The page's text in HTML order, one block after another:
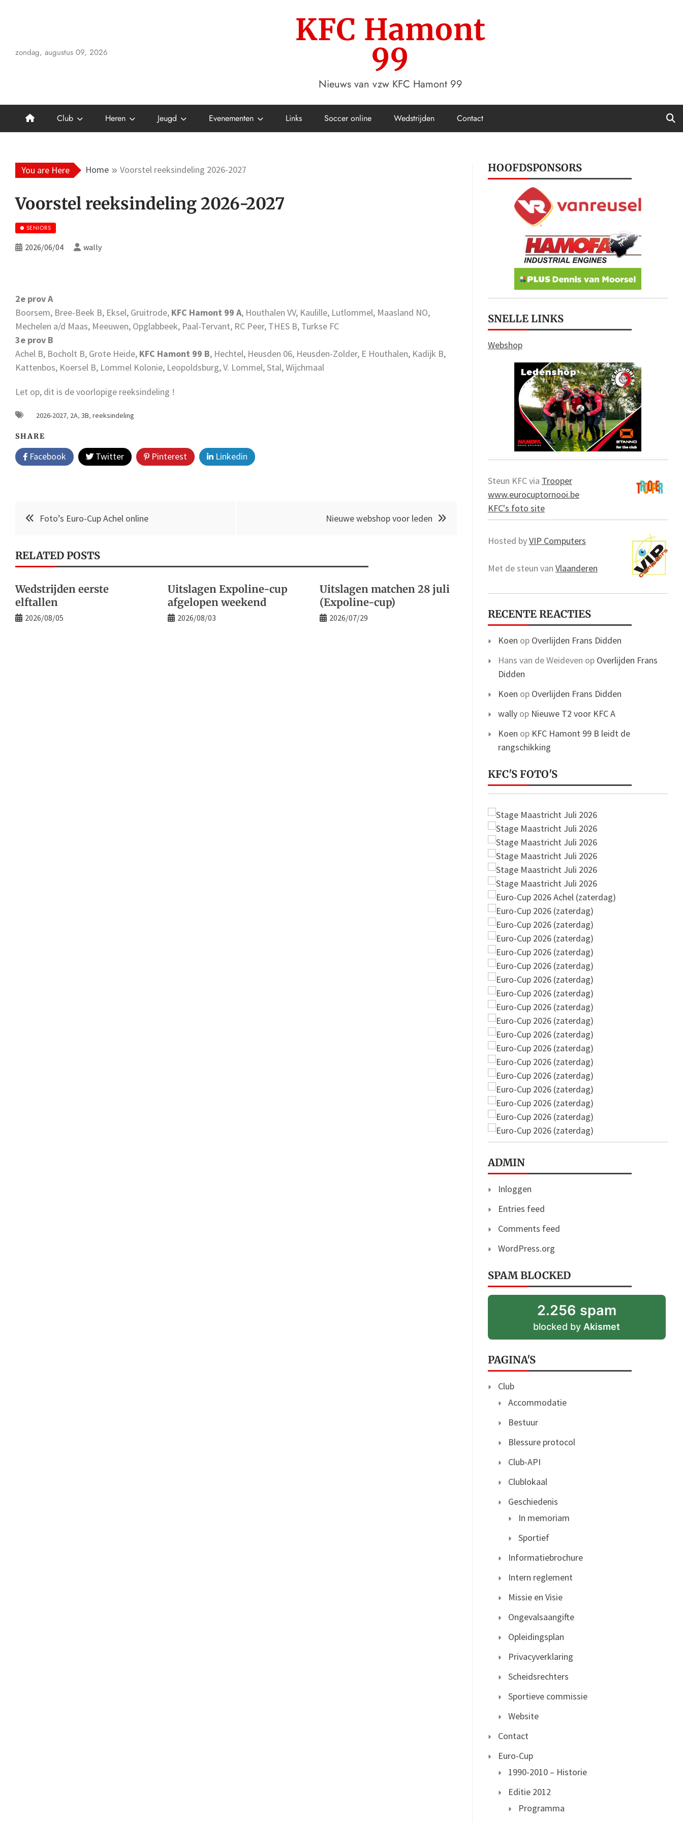
zondag, augustus 09, 2026
KFC Hamont
99
Nieuws van vzw KFC Hamont 99
Club Heren Jeugd Evenementen Links Soccer online Wedstrijden Contact
You are Here Home Voorstel reeksindeling 2026-2027
Voorstel reeksindeling 2026-2027
SENIORS
2026/06/04 wally
2e prov A
Boorsem, Bree-Beek B, Eksel, Gruitrode, KFC Hamont 99 A, Houthalen VV, Kaulille, Lutlommel, Maasland NO,
Mechelen a/d Maas, Meeuwen, Opglabbeek, Paal-Tervant, RC Peer, THES B, Turkse FC
3e prov B
Achel B, Bocholt B, Grote Heide, KFC Hamont 99 B, Hechtel, Heusden 06, Heusden-Zolder, E Houthalen, Kadijk B,
Kattenbos, Koersel B, Lommel Kolonie, Leopoldsburg, V. Lommel, Stal, Wijchmaal
Let op, dit is de voorlopige reeksindeling !
2026-2027, 2A, 3B, reeksindeling
SHARE
Facebook Twitter Pinterest Linkedin
Post Foto’s Euro-Cup Achel online Nieuwe webshop voor leden
RELATED POSTS
Wedstrijden eerste
elftallen
2026/08/05
Uitslagen Expoline-cup
afgelopen weekend
2026/08/03
Uitslagen matchen 28 juli
(Expoline-cup)
2026/07/29
HOOFDSPONSORS
SNELLE LINKS
Webshop
Steun KFC via Trooper
www.eurocuptornooi.be
KFC's foto site
Hosted byVIP Computers
Met de steun van Vlaanderen
RECENTE REACTIES
Koen op Overlijden Frans Didden
Hans van de Weideven op Overlijden Frans
Didden
Koen op Overlijden Frans Didden
wallyop Nieuwe T2 voor KFC A
Koen op KFC Hamont 99 B leidt de
rangschikking
KFC'S FOTO'S
ADMIN
Inloggen
Entries feed
Comments feed
WordPress.org
SPAM BLOCKED
2.256 spam
blocked byAkismet
PAGINA'S
Club
Accommodatie
Bestuur
Blessure protocol
Club-API
Clublokaal
Geschiedenis
In memoriam
Sportief
Informatiebrochure
Intern reglement
Missie en Visie
Ongevalsaangifte
Opleidingsplan
Privacyverklaring
Scheidsrechters
Sportieve commissie
Website
Contact
Euro-Cup
1990-2010 – Historie
Editie 2012
Programma